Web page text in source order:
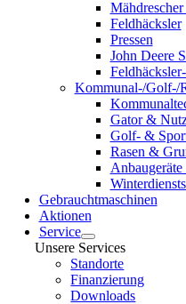
Feldhäcksler
Pressen
John Deere
Kommunal-/Golf-/
Gator &
Golf- &
Rasen &
Gebrauchtmaschinen
Aktionen
Service
Unsere Services
Standorte
Finanzierung
Downloads